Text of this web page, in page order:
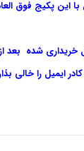
13,800,000ریال
1,300,000ریالبا این پکیج فوق
خریداری شده
ایمیل را خالی